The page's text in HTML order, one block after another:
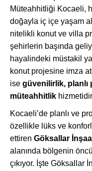
Müteahhitliği Kocaeli,
doğayla iç içe yaşam
nitelikli konut ve villa
şehirlerin başında
hayalindeki müstakil
konut projesine imza
ise güvenilirlik, planlı
müteahhitlik
Kocaeli’de planlı ve
özellikle lüks ve
ettiren Göksallar
alanında bölgenin
çıkıyor. İşte Göksallar